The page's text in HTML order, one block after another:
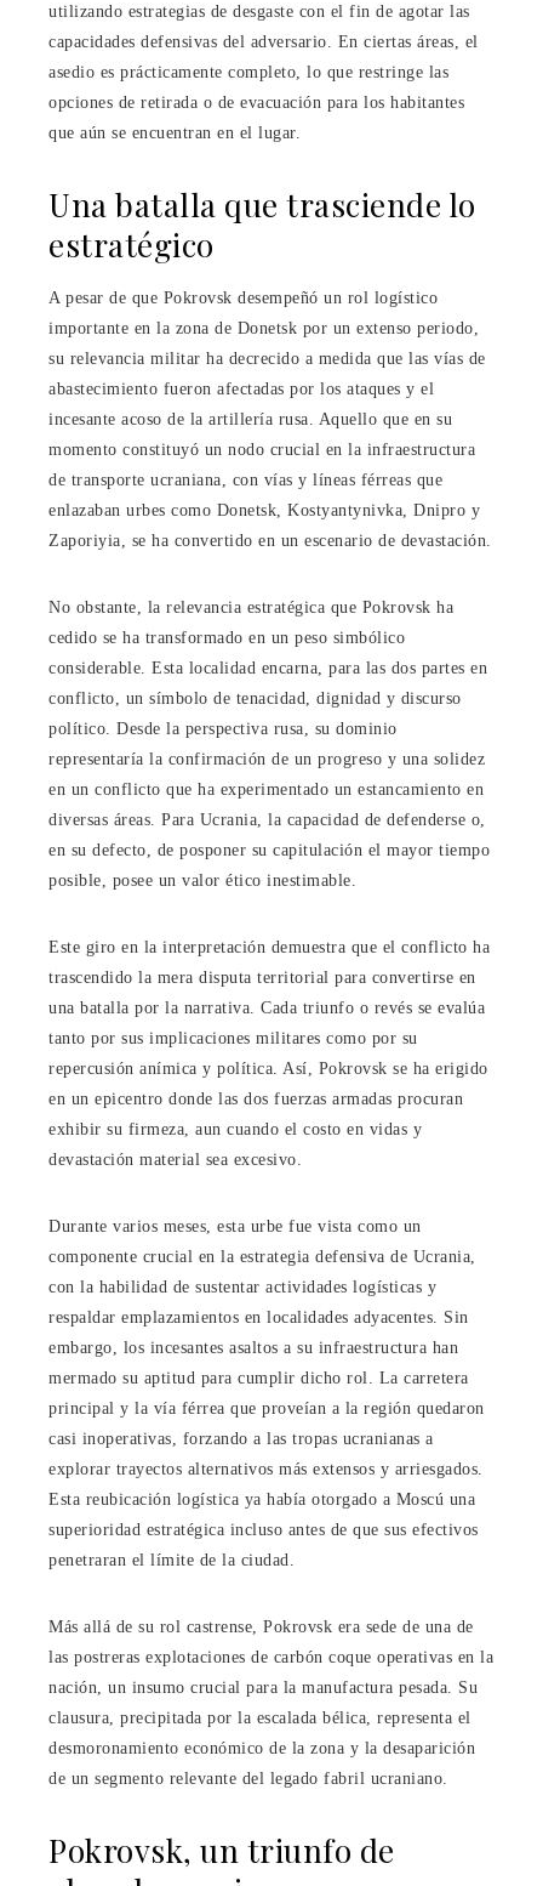
utilizando estrategias de desgaste con el fin de agotar las
capacidades defensivas del adversario. En ciertas áreas, el
asedio es prácticamente completo, lo que restringe las
opciones de retirada o de evacuación para los habitantes
que aún se encuentran en el lugar.
Una batalla que trasciende lo
estratégico
A pesar de que Pokrovsk desempeñó un rol logístico
importante en la zona de Donetsk por un extenso periodo,
su relevancia militar ha decrecido a medida que las vías de
abastecimiento fueron afectadas por los ataques y el
incesante acoso de la artillería rusa. Aquello que en su
momento constituyó un nodo crucial en la infraestructura
de transporte ucraniana, con vías y líneas férreas que
enlazaban urbes como Donetsk, Kostyantynivka, Dnipro y
Zaporiyia, se ha convertido en un escenario de devastación.
No obstante, la relevancia estratégica que Pokrovsk ha
cedido se ha transformado en un peso simbólico
considerable. Esta localidad encarna, para las dos partes en
conflicto, un símbolo de tenacidad, dignidad y discurso
político. Desde la perspectiva rusa, su dominio
representaría la confirmación de un progreso y una solidez
en un conflicto que ha experimentado un estancamiento en
diversas áreas. Para Ucrania, la capacidad de defenderse o,
en su defecto, de posponer su capitulación el mayor tiempo
posible, posee un valor ético inestimable.
Este giro en la interpretación demuestra que el conflicto ha
trascendido la mera disputa territorial para convertirse en
una batalla por la narrativa. Cada triunfo o revés se evalúa
tanto por sus implicaciones militares como por su
repercusión anímica y política. Así, Pokrovsk se ha erigido
en un epicentro donde las dos fuerzas armadas procuran
exhibir su firmeza, aun cuando el costo en vidas y
devastación material sea excesivo.
Durante varios meses, esta urbe fue vista como un
componente crucial en la estrategia defensiva de Ucrania,
con la habilidad de sustentar actividades logísticas y
respaldar emplazamientos en localidades adyacentes. Sin
embargo, los incesantes asaltos a su infraestructura han
mermado su aptitud para cumplir dicho rol. La carretera
principal y la vía férrea que proveían a la región quedaron
casi inoperativas, forzando a las tropas ucranianas a
explorar trayectos alternativos más extensos y arriesgados.
Esta reubicación logística ya había otorgado a Moscú una
superioridad estratégica incluso antes de que sus efectivos
penetraran el límite de la ciudad.
Más allá de su rol castrense, Pokrovsk era sede de una de
las postreras explotaciones de carbón coque operativas en la
nación, un insumo crucial para la manufactura pesada. Su
clausura, precipitada por la escalada bélica, representa el
desmoronamiento económico de la zona y la desaparición
de un segmento relevante del legado fabril ucraniano.
Pokrovsk, un triunfo de